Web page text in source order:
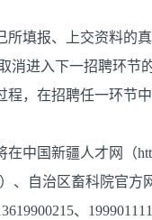
所填报、上交资料的
消进入下一招聘环节
程，在招聘任一环节
中国新疆人才网（
）、自治区畜科院官
、